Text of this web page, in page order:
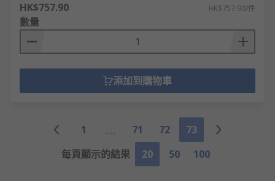
HK$757.90 HK$757.90/件
數量
添加到購物車
1 71 72
73
每頁顯示的結果
20 50 100